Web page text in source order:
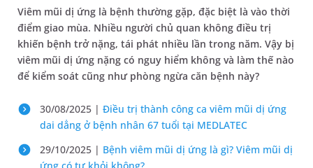
Viêm mũi dị ứng là bệnh thường gặp, đặc biệt là vào thời
điểm giao mùa. Nhiều người chủ quan không điều trị
khiến bệnh trở nặng, tái phát nhiều lần trong năm. Vậy bị
viêm mũi dị ứng nặng có nguy hiểm không và làm thế nào
để kiểm soát cũng như phòng ngừa căn bệnh này?
30/08/2025 | Điều trị thành công ca viêm mũi dị ứng
dai dẳng ở bệnh nhân 67 tuổi tại MEDLATEC
29/10/2025 | Bệnh viêm mũi dị ứng là gì? Viêm mũi dị